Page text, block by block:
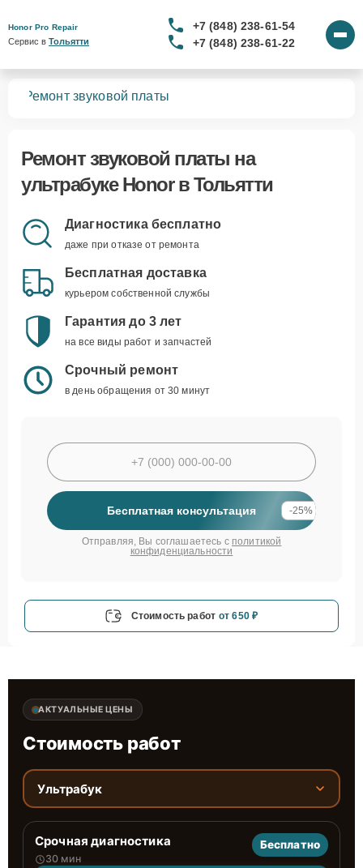
Honor Pro Repair
Сервис в Тольятти
+7 (848) 238-61-54
+7 (848) 238-61-22
Ремонт звуковой платы
Ремонт звуковой платы на
ультрабуке Honor в Тольятти
Диагностика бесплатно
даже при отказе от ремонта
Бесплатная доставка
курьером собственной службы
Гарантия до 3 лет
на все виды работ и запчастей
Срочный ремонт
в день обращения от 30 минут
Бесплатная консультация -25%
Отправляя, Вы соглашаетесь с политикой
конфиденциальности
Стоимость работ от 650 ₽
АКТУАЛЬНЫЕ ЦЕНЫ
Стоимость работ
Ультрабук
Срочная диагностика
30 мин
Бесплатно